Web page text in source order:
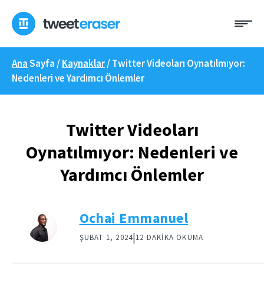
geç
AnaSayfa /Kaynaklar/Twitter Videoları Oynatılmıyor:
Nedenleri ve Yardımcı Önlemler
Twitter Videoları
Oynatılmıyor: Nedenleri ve
Yardımcı Önlemler
Ochai Emmanuel
ŞUBAT 1, 2024|12 DAKIKA OKUMA